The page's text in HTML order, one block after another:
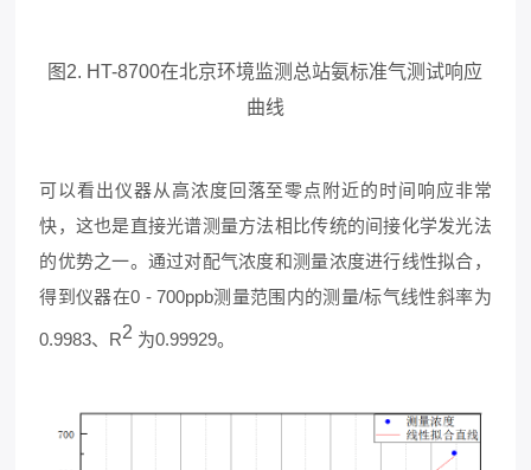
图2. HT-8700在北京环境监测总站氨标准气测试响应
曲线
可以看出仪器从高浓度回落至零点附近的时间响应非常
快，这也是直接光谱测量方法相比传统的间接化学发光法
的优势之一。通过对配气浓度和测量浓度进行线性拟合，
得到仪器在0 - 700ppb测量范围内的测量/标气线性斜率为
0.9983、R2 为0.99929。